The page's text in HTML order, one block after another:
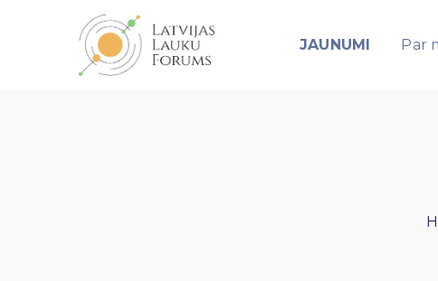
JAUNUMI Par